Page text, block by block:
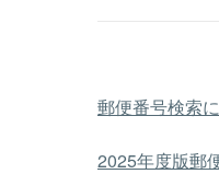
郵便番号検索
2025年度版郵